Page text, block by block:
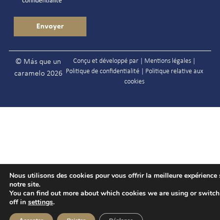
© Más que un
caramelo 2026
Conçu et développé par | Mentions légales
Politique de confidentialité| Politique relative aux
cookies
Nous utilisons des cookies pour vous offrir la meilleure expérience
notre site.
You can find out more about which cookies we are using or
off in settings.